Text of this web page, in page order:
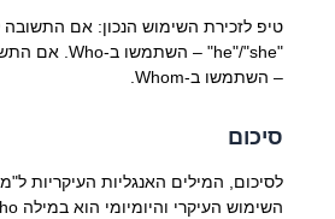
טיפ לזכירת השימוש הנכון: אם
– השתמשו ב-Whom.
סיכום